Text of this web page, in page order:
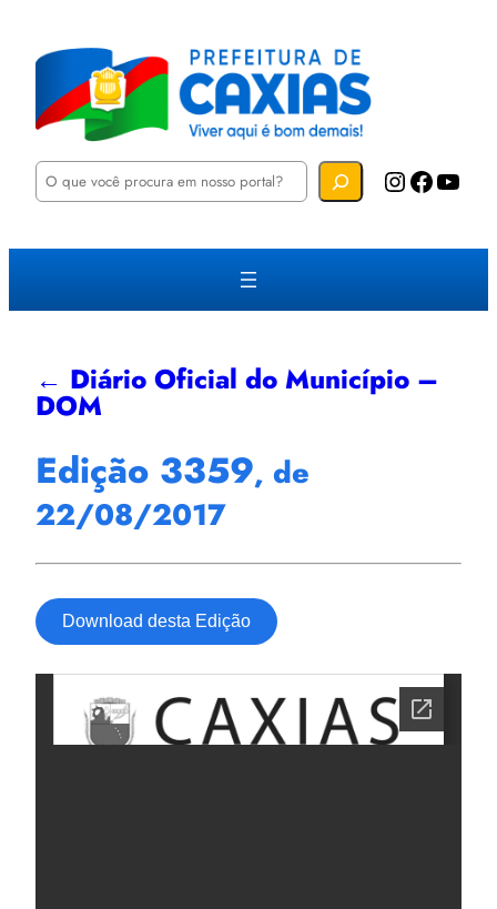
P
u
a
Instagram Facebook YouTube
← Diário Oficial do Município –
DOM
Edição 3359, de
22/08/2017
Download desta Edição